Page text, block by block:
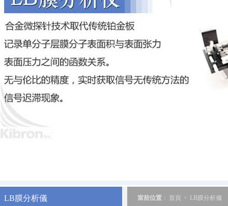
LB膜分析儀 當前位置 ： 首頁 > LB膜分析儀